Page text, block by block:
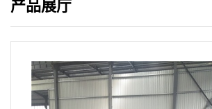
产品展厅